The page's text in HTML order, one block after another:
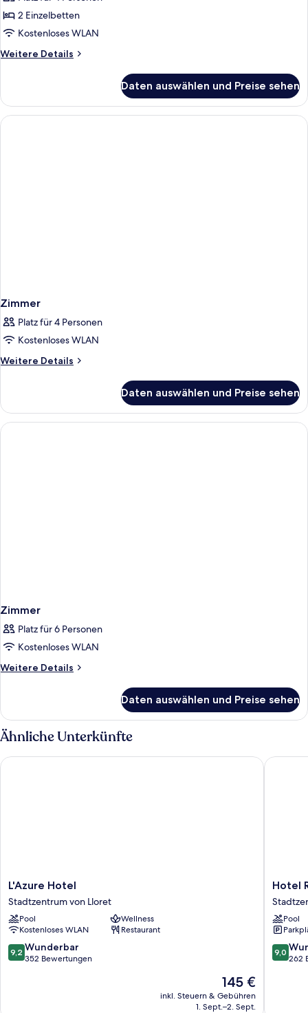
STANDARD
anzeigen
2 Einzelbetten
Kostenloses WLAN
Weitere Details
Weitere
STANDARD
Daten auswählen und Preise sehen
Zimmer
Platz für 4 Personen
Kostenloses WLAN
Weitere Details
Weitere
Daten auswählen und Preise sehen
Zimmer
Platz für 6 Personen
Kostenloses WLAN
Weitere Details
Weitere
Daten auswählen und Preise sehen
Ähnliche Unterkünfte
L'Azure
Hotel
Stadtzentrum
von
Lloret
L'Azure Hotel
Stadtzentrum von Lloret
Pool
Wellness
Kostenloses WLAN
Restaurant
9.2
von
9,2 Wunderbar
352 Bewertungen
Der
Preis
beträgt
145 €
inkl. Steuern & Gebühren
1. Sept.–2. Sept.
L'Azure Hotel
Hotel
Rosamar
Es
Blau
-
Adults
Only
Hotel
Pool
9.0
von
9,0
262
Hotel